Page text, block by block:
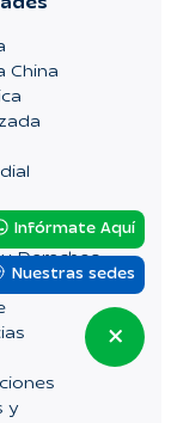
China
Derechos
pacientes
y
Infórmate Aquí
Nuestras sedes